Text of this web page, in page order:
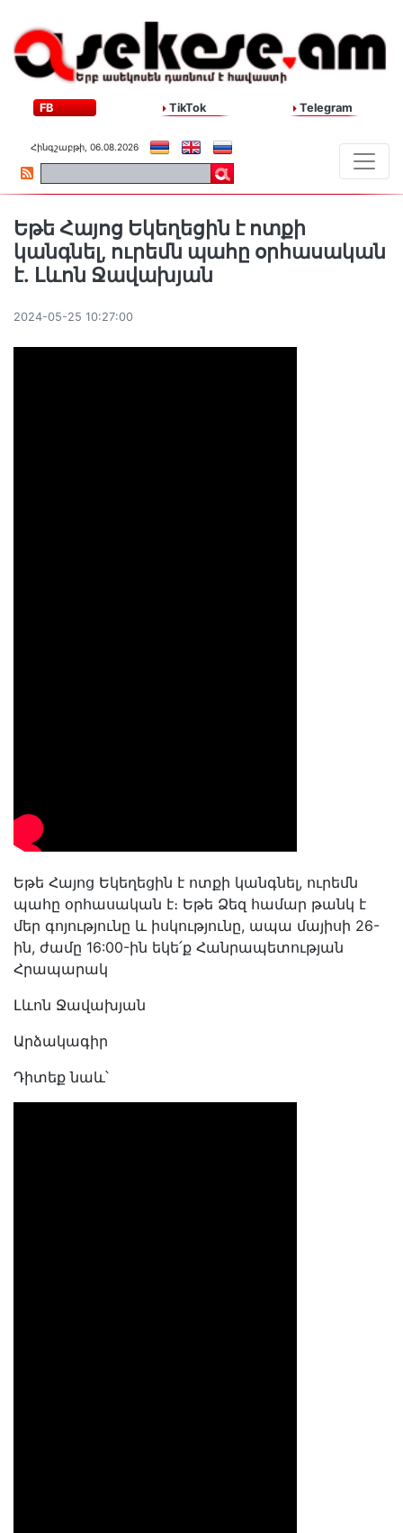
FB TikTok Telegram
Հինգշաբթի, 06.08.2026
Եթե Հայոց Եկեղեցին է ոտքի
կանգնել, ուրեմն պահը օրհասական
է․ Լևոն Ջավախյան
2024-05-25 10:27:00
Եթե Հայոց Եկեղեցին է ոտքի կանգնել, ուրեմն
պահը օրհասական է։ Եթե Ձեզ համար թանկ է
մեր գոյությունը և իսկությունը, ապա մայիսի 26-
ին, ժամը 16:00-ին եկե՛ք Հանրապետության
Հրապարակ
Լևոն Ջավախյան
Արձակագիր
Դիտեք նաև՝